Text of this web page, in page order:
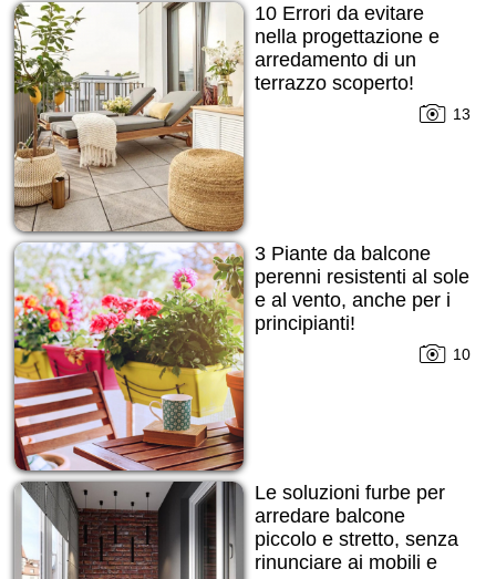
10 Errori da evitare
nella progettazione e
arredamento di un
terrazzo scoperto!
13
3 Piante da balcone
perenni resistenti al sole
e al vento, anche per i
principianti!
10
Le soluzioni furbe per
arredare balcone
piccolo e stretto, senza
rinunciare ai mobili e